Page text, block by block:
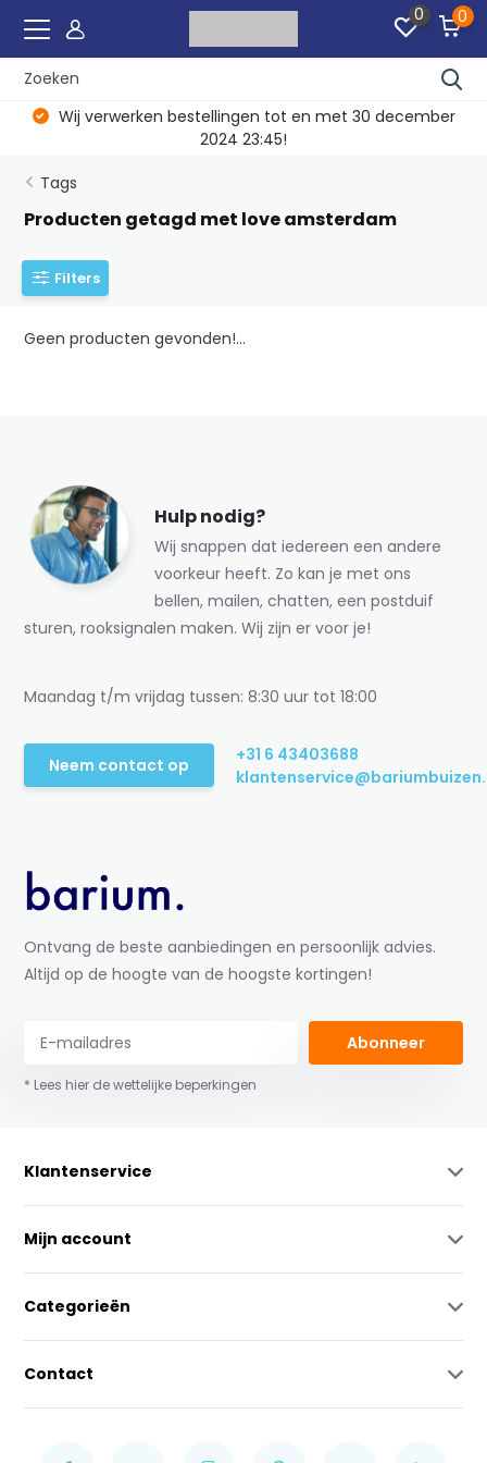
0 0
Wij verwerken bestellingen tot en met 30 december
2024 23:45!
Tags
Producten getagd met love amsterdam
Filters
Geen producten gevonden!...
Hulp nodig?
Wij snappen dat iedereen een andere
voorkeur heeft. Zo kan je met ons
bellen, mailen, chatten, een postduif
sturen, rooksignalen maken. Wij zijn er voor je!
Maandag t/m vrijdag tussen: 8:30 uur tot 18:00
Neem contact op
+31 6 43403688
Ontvang de beste aanbiedingen en persoonlijk advies.
Altijd op de hoogte van de hoogste kortingen!
Abonneer
* Lees hier de wettelijke beperkingen
Klantenservice
Mijn account
Categorieën
Contact